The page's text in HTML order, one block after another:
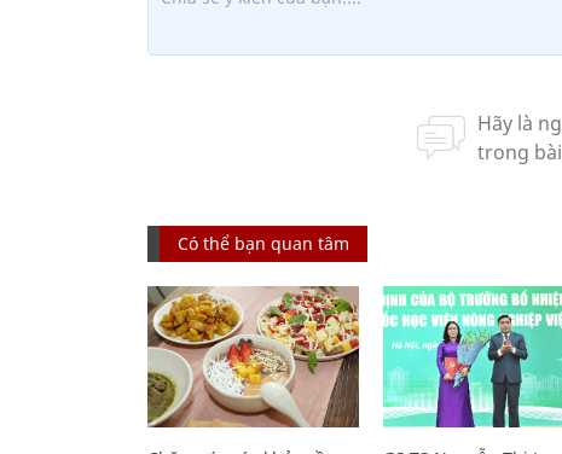
Có thể bạn quan tâm